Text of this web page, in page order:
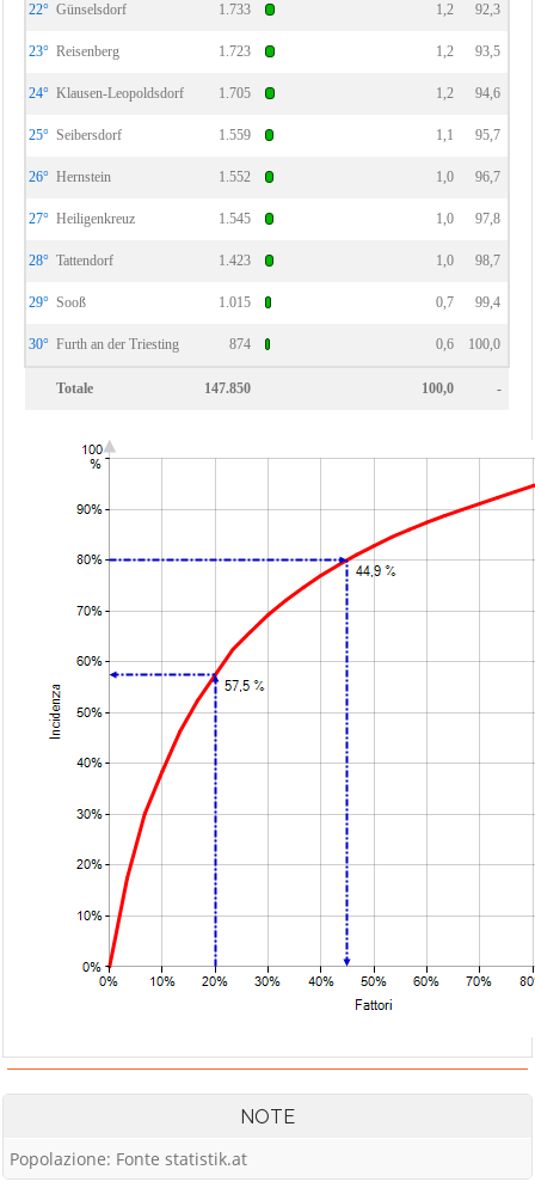
22° Günselsdorf 1.733 1,2 92,3
23° Reisenberg 1.723 1,2 93,5
24° Klausen-Leopoldsdorf 1.705 1,2 94,6
25° Seibersdorf 1.559 1,1 95,7
26° Hernstein 1.552 1,0 96,7
27° Heiligenkreuz 1.545 1,0 97,8
28° Tattendorf 1.423 1,0 98,7
29° Sooß 1.015 0,7 99,4
30° Furth an der Triesting 874 0,6 100,0
Totale 147.850 100,0 -
NOTE
Popolazione: Fonte statistik.at